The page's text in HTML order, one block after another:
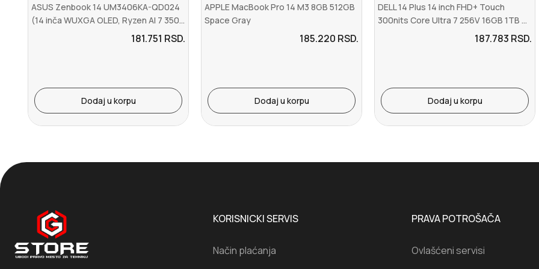
ASUS Zenbook 14 UM3406KA-QD024
(14 inča WUXGA OLED, Ryzen AI 7 350...
181.751 RSD.
Dodaj u korpu
APPLE MacBook Pro 14 M3 8GB 512GB
Space Gray
185.220 RSD.
Dodaj u korpu
DELL 14 Plus 14 inch FHD+ Touch
300nits Core Ultra 7 256V 16GB 1TB ...
187.783 RSD.
Dodaj u korpu
KORISNICKI SERVIS
Način plaćanja
PRAVA POTROŠAČA
Ovlašćeni servisi